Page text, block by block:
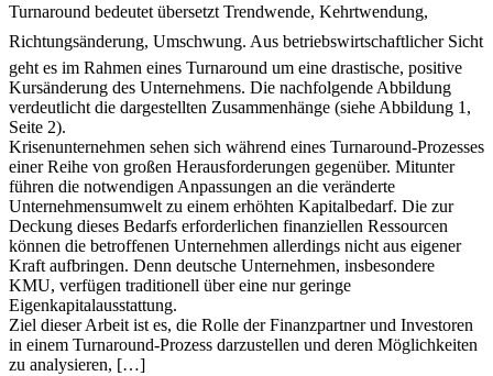
Turnaround bedeutet übersetzt Trendwende, Kehrtwendung,
Richtungsänderung, Umschwung. Aus betriebswirtschaftlicher Sicht
geht es im Rahmen eines Turnaround um eine drastische, positive
Kursänderung des Unternehmens. Die nachfolgende Abbildung
verdeutlicht die dargestellten Zusammenhänge (siehe Abbildung 1,
Seite 2).
Krisenunternehmen sehen sich während eines Turnaround-Prozesses
einer Reihe von großen Herausforderungen gegenüber. Mitunter
führen die notwendigen Anpassungen an die veränderte
Unternehmensumwelt zu einem erhöhten Kapitalbedarf. Die zur
Deckung dieses Bedarfs erforderlichen finanziellen Ressourcen
können die betroffenen Unternehmen allerdings nicht aus eigener
Kraft aufbringen. Denn deutsche Unternehmen, insbesondere
KMU, verfügen traditionell über eine nur geringe
Eigenkapitalausstattung.
Ziel dieser Arbeit ist es, die Rolle der Finanzpartner und Investoren
in einem Turnaround-Prozess darzustellen und deren Möglichkeiten
zu analysieren, […]